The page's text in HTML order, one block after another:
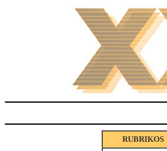
RUBRIKOS